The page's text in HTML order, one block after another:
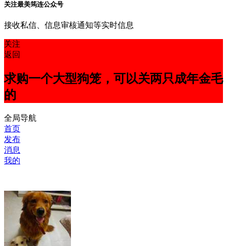
关注最美筠连公众号
接收私信、信息审核通知等实时信息
关注
返回
求购一个大型狗笼，可以关两只成年金毛
的
全局导航
首页
发布
消息
我的